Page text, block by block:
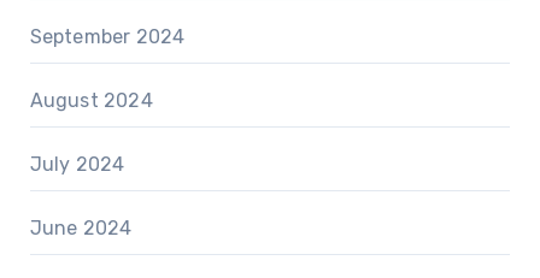
September 2024
August 2024
July 2024
June 2024